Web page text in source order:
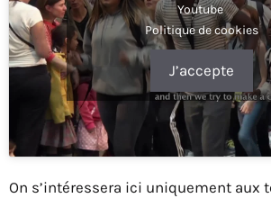
Youtube
Politique de cookies
J’accepte
On s’intéressera ici uniquement aux